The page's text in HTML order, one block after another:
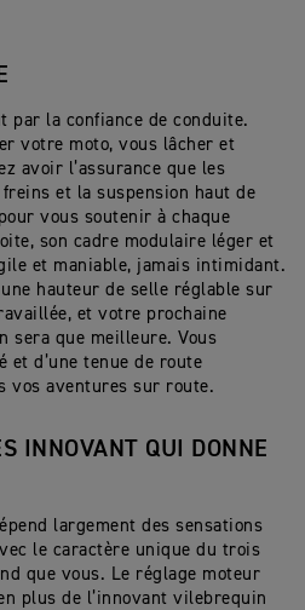
par la confiance de conduite.
votre moto, vous lâcher et
avoir l’assurance que les
et la suspension haut de
vous soutenir à chaque
son cadre modulaire léger et
et maniable, jamais intimidant.
hauteur de selle réglable sur
et votre prochaine
sera que meilleure. Vous
et d’une tenue de route
vos aventures sur route.
INNOVANT QUI DONNE
largement des sensations
le caractère unique du trois
que vous. Le réglage moteur
plus de l’innovant vilebrequin